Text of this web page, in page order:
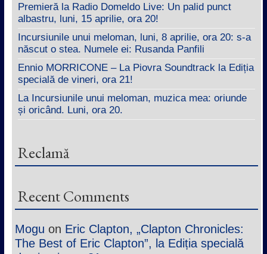
Premieră la Radio Domeldo Live: Un palid punct
albastru, luni, 15 aprilie, ora 20!
Incursiunile unui meloman, luni, 8 aprilie, ora 20: s-a
născut o stea. Numele ei: Rusanda Panfili
Ennio MORRICONE – La Piovra Soundtrack la Ediția
specială de vineri, ora 21!
La Incursiunile unui meloman, muzica mea: oriunde
și oricând. Luni, ora 20.
Reclamă
Recent Comments
Mogu on Eric Clapton, „Clapton Chronicles:
The Best of Eric Clapton”, la Ediția specială